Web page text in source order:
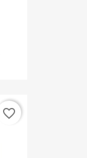
favorite_border